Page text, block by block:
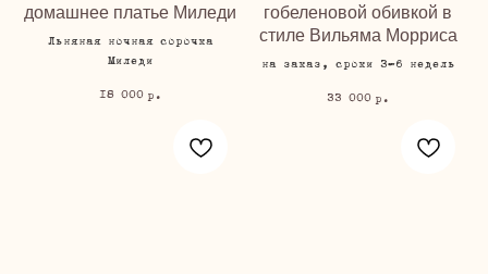
домашнее платье Миледи
Льняная ночная сорочка
Миледи
18 000 р.
гобеленовой обивкой в
стиле Вильяма Морриса
на заказ, сроки 3-6 недель
33 000 р.